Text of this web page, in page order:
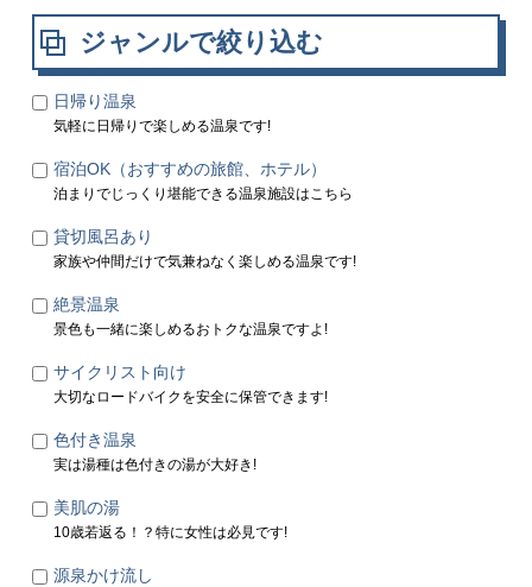
ジャンルで絞り込む
日帰り温泉
気軽に日帰りで楽しめる温泉です!
宿泊OK（おすすめの旅館、ホテル）
泊まりでじっくり堪能できる温泉施設はこちら
貸切風呂あり
家族や仲間だけで気兼ねなく楽しめる温泉です!
絶景温泉
景色も一緒に楽しめるおトクな温泉ですよ!
サイクリスト向け
大切なロードバイクを安全に保管できます!
色付き温泉
実は湯種は色付きの湯が大好き!
美肌の湯
10歳若返る！？特に女性は必見です!
源泉かけ流し